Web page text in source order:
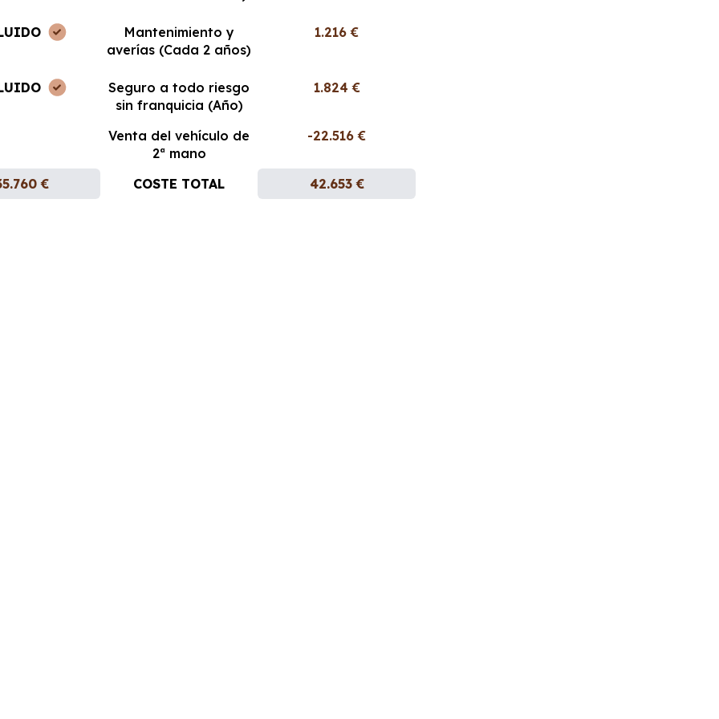
Mantenimiento y
averías (Cada 2 años)
1.216 €
Seguro a todo riesgo
sin franquicia (Año)
1.824 €
Venta del vehículo de
2ª mano
-22.516 €
€ COSTE TOTAL 42.653 €